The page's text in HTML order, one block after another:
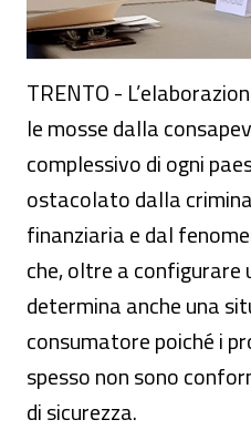
TRENTO -
le mosse dalla
complessivo di ogni
ostacolato dalla
finanziaria e dal
che, oltre a configurare
determina anche una
consumatore poiché i
spesso non sono
di sicurezza.